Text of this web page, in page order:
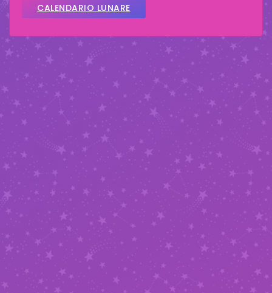
CALENDARIO LUNARE